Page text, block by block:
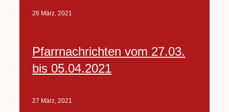
26 März, 2021
Pfarrnachrichten vom 27.03.
bis 05.04.2021
27 März, 2021